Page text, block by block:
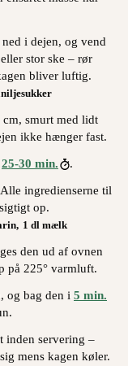
i dejen, og vend
stor ske – rør
bliver luftig.
smurt med lidt
ikke hænger fast.
25-30 min.
.
ingredienserne til
op.
1 dl mælk
den ud af ovnen
på 225° varmluft.
og bag den i 5 min.
inden servering –
mens kagen køler.